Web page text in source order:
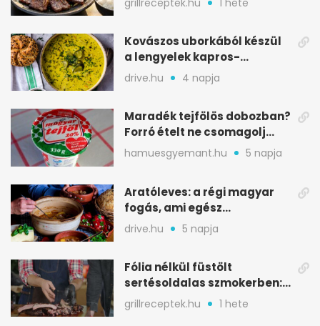
Kovászos uborkából készül
a lengyelek kapros-
savanykás levese
drive.hu 4 napja
Maradék tejfölös dobozban?
Forró ételt ne csomagolj
ilyen tégelybe
hamuesgyemant.hu 5 napja
Aratóleves: a régi magyar
fogás, ami egész
csapatokat jóllakatott
drive.hu 5 napja
Fólia nélkül füstölt
sertésoldalas szmokerben:
ropogós bark, 6 óra
grillreceptek.hu 1 hete